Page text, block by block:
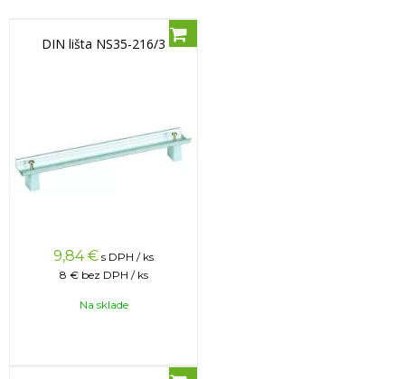
DIN lišta NS35-216/3
9,84 € s DPH / ks
8 € bez DPH / ks
Na sklade